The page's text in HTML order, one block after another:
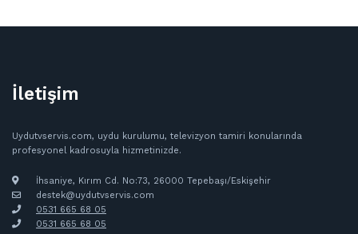
İletişim
Uydutvservis.com, uydu kurulumu, televizyon tamiri konularında
profesyonel kadrosuyla hizmetinizde.
İhsaniye, Kırım Cd. No:73, 26000 Tepebaşı/Eskişehir
destek@uydutvservis.com
0531 665 68 05
‪0531 665 68 05